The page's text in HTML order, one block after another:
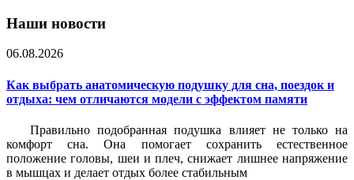
Наши новости
06.08.2026
Как выбрать анатомическую подушку для сна, поездок и
отдыха: чем отличаются модели с эффектом памяти
Правильно подобранная подушка влияет не только на
комфорт сна. Она помогает сохранить естественное
положение головы, шеи и плеч, снижает лишнее напряжение
в мышцах и делает отдых более стабильным